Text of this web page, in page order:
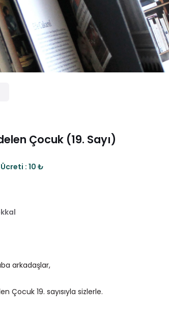
Çocuk (19. Sayı)
: 10 ₺
arkadaşlar,
Çocuk 19. sayısıyla sizlerle.